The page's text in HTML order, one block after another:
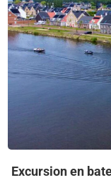
Excursion en